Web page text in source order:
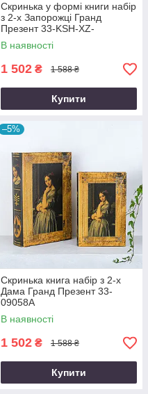
Скринька у формі книги набір
з 2-х Запорожці Гранд
Презент 33-KSH-XZ-
PUXR104
В наявності
1 502 ₴ 1 588 ₴
Купити
–5%
Скринька книга набір з 2-х
Дама Гранд Презент 33-
09058А
В наявності
1 502 ₴ 1 588 ₴
Купити